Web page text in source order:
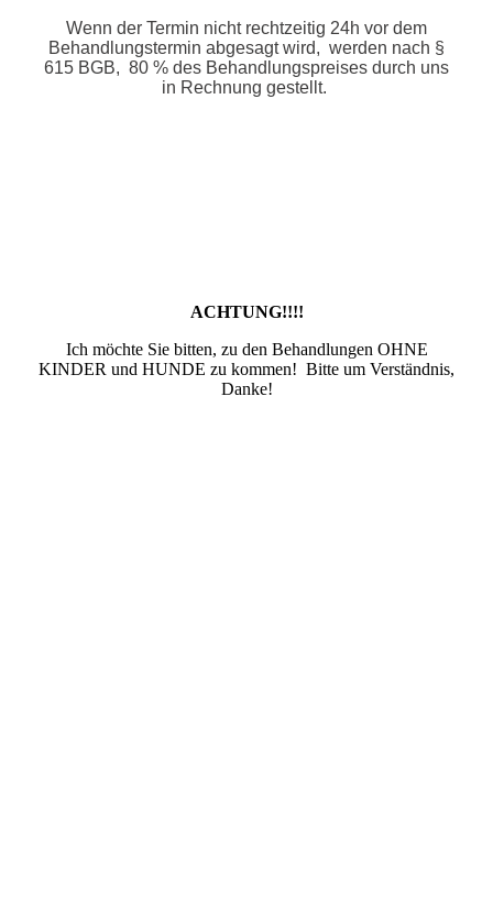
Wenn der Termin nicht rechtzeitig 24h vor dem
Behandlungstermin abgesagt wird, werden nach §
615 BGB, 80 % des Behandlungspreises durch uns
in Rechnung gestellt.
ACHTUNG!!!!
Ich möchte Sie bitten, zu den Behandlungen OHNE
KINDER und HUNDE zu kommen! Bitte um Verständnis,
Danke!